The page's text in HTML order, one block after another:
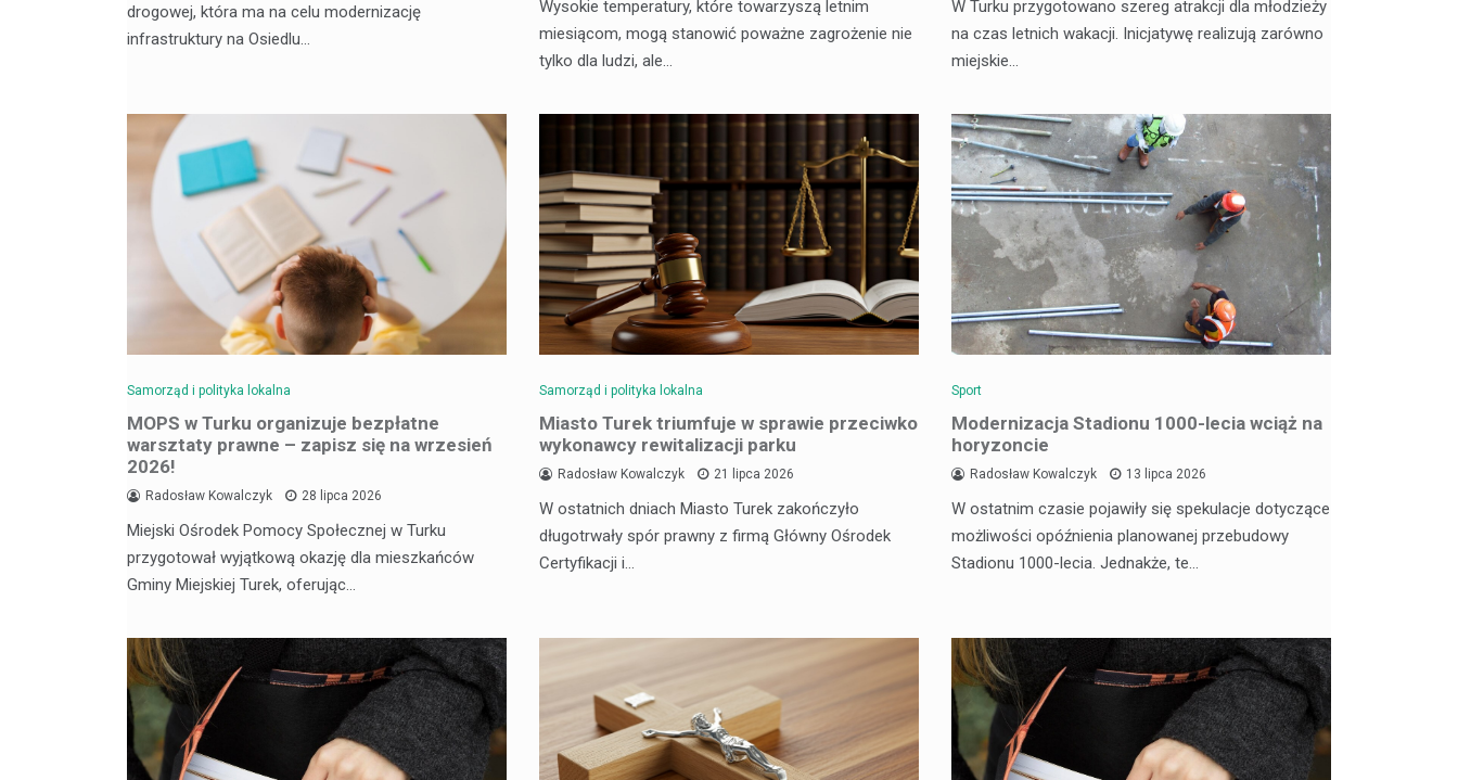
drogowej, która ma na celu modernizację
infrastruktury na Osiedlu…
Wysokie temperatury, które towarzyszą letnim
miesiącom, mogą stanowić poważne zagrożenie nie
tylko dla ludzi, ale…
W Turku przygotowano szereg atrakcji dla młodzieży
na czas letnich wakacji. Inicjatywę realizują zarówno
miejskie…
Samorząd i polityka lokalna
MOPS w Turku organizuje bezpłatne
warsztaty prawne – zapisz się na wrzesień
2026!
Radosław Kowalczyk 28 lipca 2026
Miejski Ośrodek Pomocy Społecznej w Turku
przygotował wyjątkową okazję dla mieszkańców
Gminy Miejskiej Turek, oferując…
Samorząd i polityka lokalna
Miasto Turek triumfuje w sprawie przeciwko
wykonawcy rewitalizacji parku
Radosław Kowalczyk 21 lipca 2026
W ostatnich dniach Miasto Turek zakończyło
długotrwały spór prawny z firmą Główny Ośrodek
Certyfikacji i…
Sport
Modernizacja Stadionu 1000-lecia wciąż na
horyzoncie
Radosław Kowalczyk 13 lipca 2026
W ostatnim czasie pojawiły się spekulacje dotyczące
możliwości opóźnienia planowanej przebudowy
Stadionu 1000-lecia. Jednakże, te…